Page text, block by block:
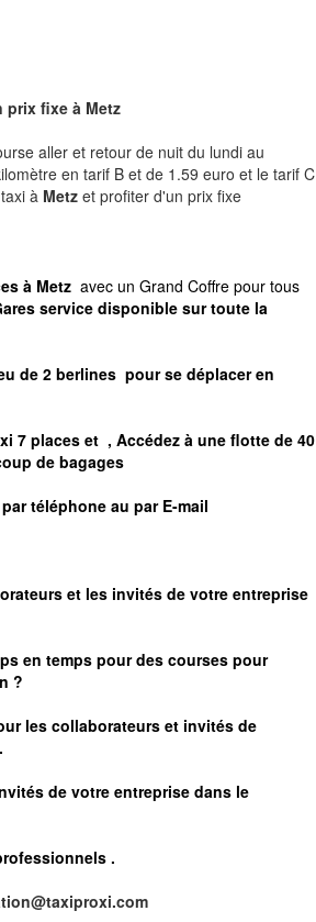
prix fixe à Metz
aller et retour de nuit du lundi au
en tarif B et de 1.59 euro et le tarif C
à Metz et profiter d'un prix fixe
à Metz avec un Grand Coffre pour tous
service disponible sur toute la
de 2 berlines pour se déplacer en
7 places et , Accédez à une flotte de 40
de bagages
téléphone au par E-mail
et les invités de votre entreprise
en temps pour des courses pour
?
les collaborateurs et invités de
de votre entreprise dans le
.